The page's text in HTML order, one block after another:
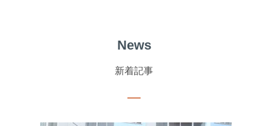
News
新着記事
―